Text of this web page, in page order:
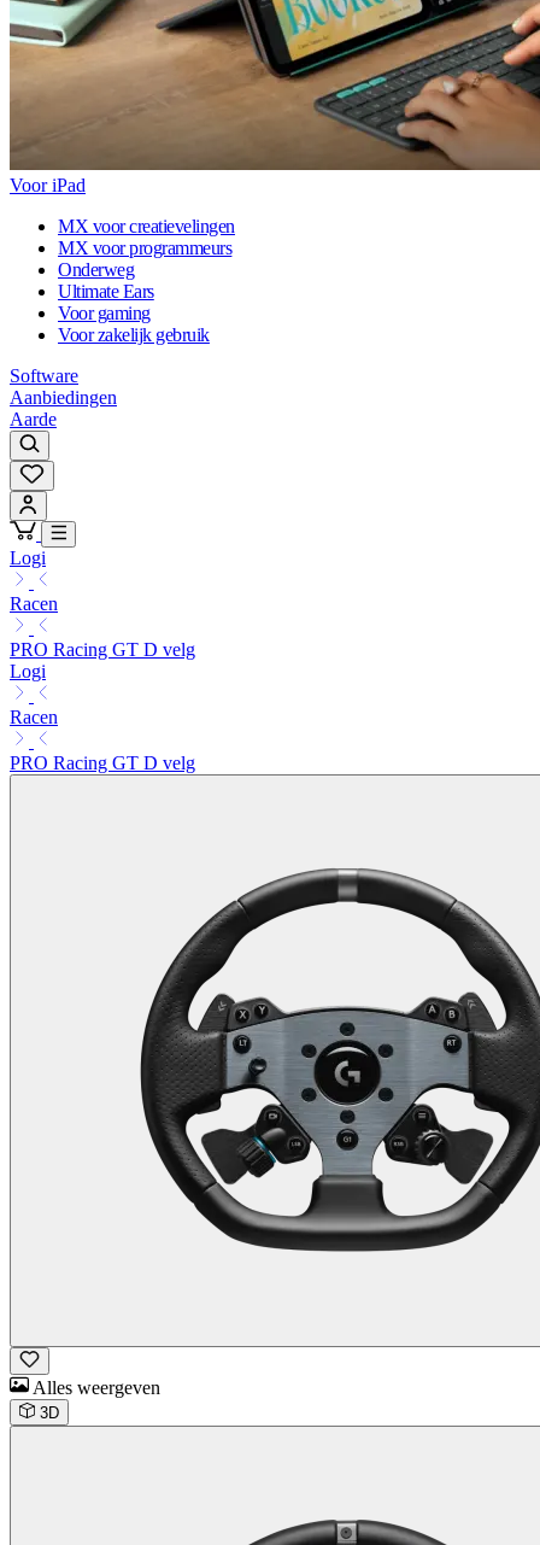
Voor iPad
MX voor creatievelingen
MX voor programmeurs
Onderweg
Ultimate Ears
Voor gaming
Voor zakelijk gebruik
Software
Aanbiedingen
Aarde
Logi
Racen
PRO Racing GT D velg
Logi
Racen
PRO Racing GT D velg
Alles weergeven
3D